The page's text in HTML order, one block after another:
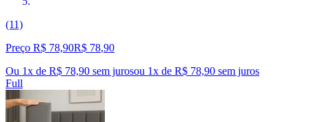
(11)
Preço R$ 78,90R$ 78,90
Ou 1x de R$ 78,90 sem jurosou 1x de R$ 78,90 sem juros
Full